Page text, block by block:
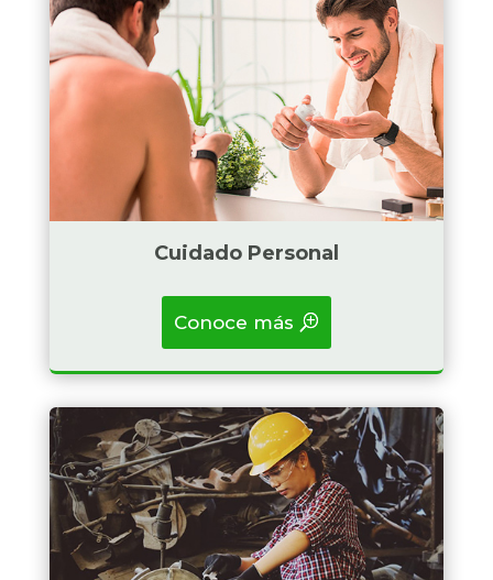
Cuidado Personal
Conoce más
Badget Text